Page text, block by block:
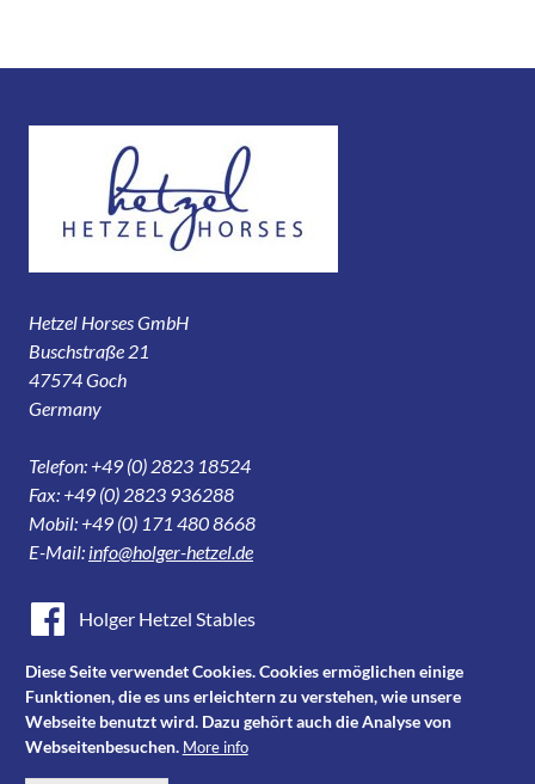
Hetzel Horses GmbH
Buschstraße 21
47574 Goch
Germany
Telefon: +49 (0) 2823 18524
Fax: +49 (0) 2823 936288
Mobil: +49 (0) 171 480 8668
E-Mail: info@holger-hetzel.de
Holger Hetzel Stables
Holger Hetzel Sport Horse Sales
Youtube
Diese Seite verwendet Cookies. Cookies ermöglichen einige
Funktionen, die es uns erleichtern zu verstehen, wie unsere
Webseite benutzt wird. Dazu gehört auch die Analyse von
Webseitenbesuchen. More info